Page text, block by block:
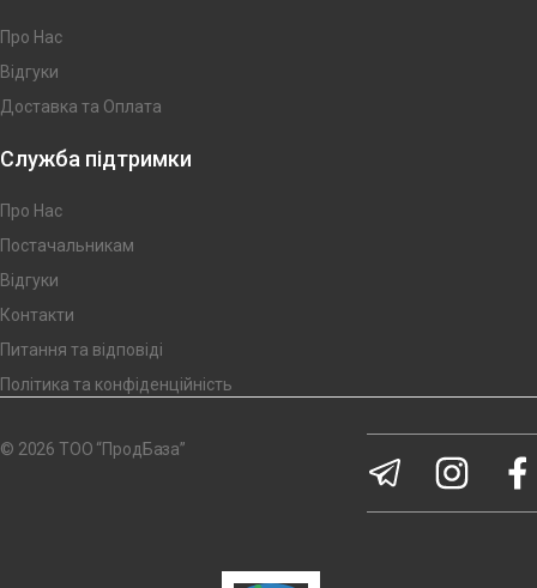
Про Нас
Відгуки
Доставка та Оплата
Служба підтримки
Про Нас
Постачальникам
Відгуки
Контакти
Питання та відповіді
Політика та конфіденційність
© 2026 ТОО “ПродБаза”